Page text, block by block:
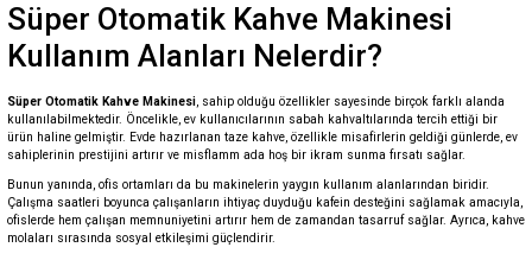
Süper Otomatik Kahve Makinesi
Kullanım Alanları Nelerdir?
Süper Otomatik Kahve Makinesi, sahip olduğu özellikler sayesinde birçok farklı alanda
kullanılabilmektedir. Öncelikle, ev kullanıcılarının sabah kahvaltılarında tercih ettiği bir
ürün haline gelmiştir. Evde hazırlanan taze kahve, özellikle misafirlerin geldiği günlerde, ev
sahiplerinin prestijini artırır ve misflamm ada hoş bir ikram sunma fırsatı sağlar.
Bunun yanında, ofis ortamları da bu makinelerin yaygın kullanım alanlarından biridir.
Çalışma saatleri boyunca çalışanların ihtiyaç duyduğu kafein desteğini sağlamak amacıyla,
ofislerde hem çalışan memnuniyetini artırır hem de zamandan tasarruf sağlar. Ayrıca, kahve
molaları sırasında sosyal etkileşimi güçlendirir.